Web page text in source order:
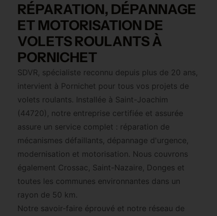
RÉPARATION, DÉPANNAGE
ET MOTORISATION DE
VOLETS ROULANTS À
PORNICHET
SDVR, spécialiste reconnu depuis plus de 20 ans,
intervient à Pornichet pour tous vos projets de
volets roulants. Installée à Saint-Joachim
(44720), notre entreprise certifiée et assurée
assure un service complet : réparation de
mécanismes défaillants, dépannage d'urgence,
modernisation et motorisation. Nous couvrons
également Crossac, Saint-Nazaire, Donges et
toutes les communes environnantes dans un
rayon de 50 km.
Notre savoir-faire éprouvé et notre réseau de